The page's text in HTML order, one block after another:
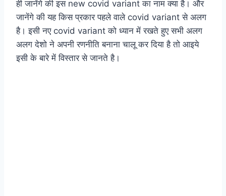
ही जानेंगे की इस new covid variant का नाम क्या है। और
जानेंगे की यह किस प्रकार पहले वाले covid variant से अलग
है। इसी नए covid variant को ध्यान में रखते हुए सभी अलग
अलग देशो ने अपनी रणनीति बनाना चालू कर दिया है तो आइये
इसी के बारे में विस्तार से जानते है।